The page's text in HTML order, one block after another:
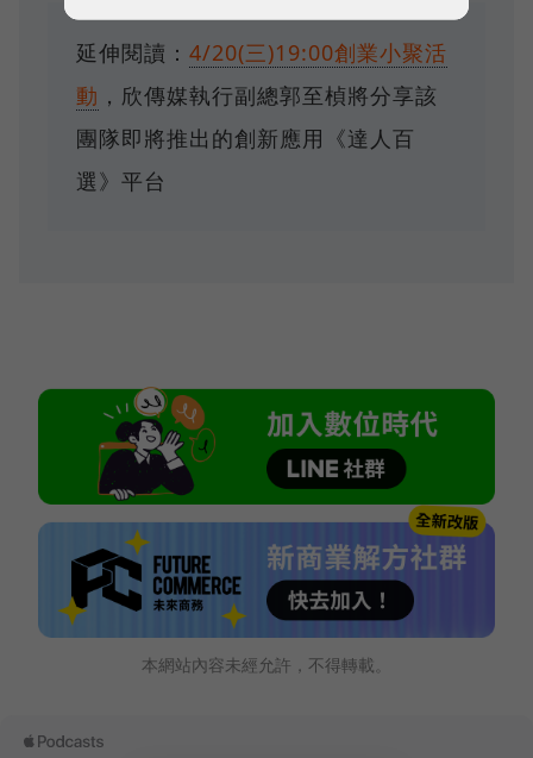
延伸閱讀： 4/20(三)19:00創業小聚活
動 ，欣傳媒執行副總郭至楨將分享該
團隊即將推出的創新應用《達人百
選》平台
本網站內容未經允許，不得轉載。